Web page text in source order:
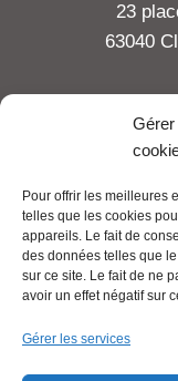
Gérer
Pour offrir les meilleures
telles que les cookies
appareils. Le fait de
des données telles que
sur ce site. Le fait de ne
avoir un effet négatif sur
Gérer les services
23
63040